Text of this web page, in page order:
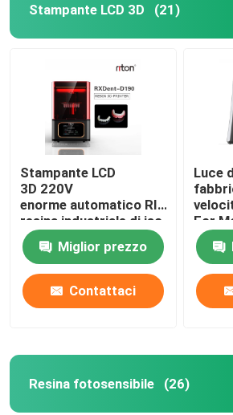
Stampante LCD 3D (21)
Stampante LCD
3D 220V
enorme automatico RITON della
resina industriale di iso
13485
Miglior prezzo
Contattaci
Luce
For
Resina fotosensibile (26)